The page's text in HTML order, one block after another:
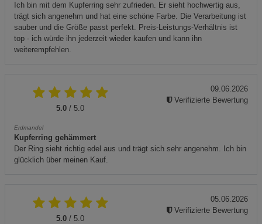
Ich bin mit dem Kupferring sehr zufrieden. Er sieht hochwertig aus,
trägt sich angenehm und hat eine schöne Farbe. Die Verarbeitung ist
sauber und die Größe passt perfekt. Preis-Leistungs-Verhältnis ist
top - ich würde ihn jederzeit wieder kaufen und kann ihn
weiterempfehlen.
5.0 / 5.0
Erdmandel
Kupferring gehämmert
Der Ring sieht richtig edel aus und trägt sich sehr angenehm. Ich bin
glücklich über meinen Kauf.
09.06.2026
Verifizierte Bewertung
5.0 / 5.0
05.06.2026
Verifizierte Bewertung